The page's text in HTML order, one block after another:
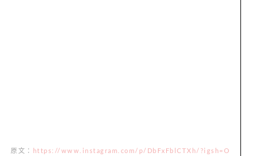
原文：
https://www.instagram.com/p/DbFxFblCTXh/?igsh=O